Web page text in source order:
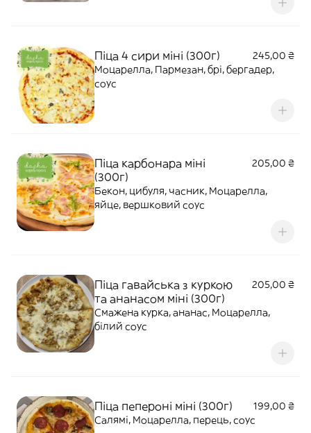
Піца 4 сири міні (300г)
245,00 ₴
Моцарелла, Пармезан, брі, бергадер,
соус
Піца карбонара міні
(300г)
205,00 ₴
Бекон, цибуля, часник, Моцарелла,
яйце, вершковий соус
Піца гавайська з куркою
та ананасом міні (300г)
205,00 ₴
Смажена курка, ананас, Моцарелла,
білий соус
Піца пепероні міні (300г)
199,00 ₴
Салямі, Моцарелла, перець, соус